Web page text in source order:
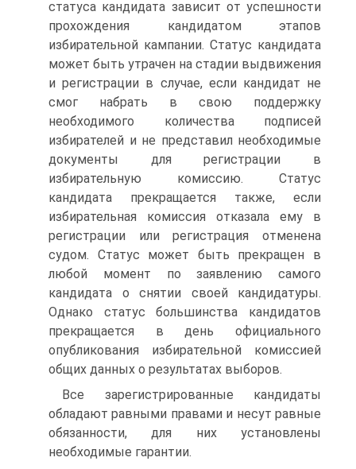
статуса кандидата зависит от успешности
прохождения кандидатом этапов
избирательной кампании. Статус кандидата
может быть утрачен на стадии выдвижения
и регистрации в случае, если кандидат не
смог набрать в свою поддержку
необходимого количества подписей
избирателей и не представил необходимые
документы для регистрации в
избирательную комиссию. Статус
кандидата прекращается также, если
избирательная комиссия отказала ему в
регистрации или регистрация отменена
судом. Статус может быть прекращен в
любой момент по заявлению самого
кандидата о снятии своей кандидатуры.
Однако статус большинства кандидатов
прекращается в день официального
опубликования избирательной комиссией
общих данных о результатах выборов.
Все зарегистрированные кандидаты
обладают равными правами и несут равные
обязанности, для них установлены
необходимые гарантии.